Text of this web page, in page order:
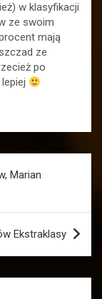
w klasyfikacji
ze swoim
mają
ze
po
Marian
Ekstraklasy